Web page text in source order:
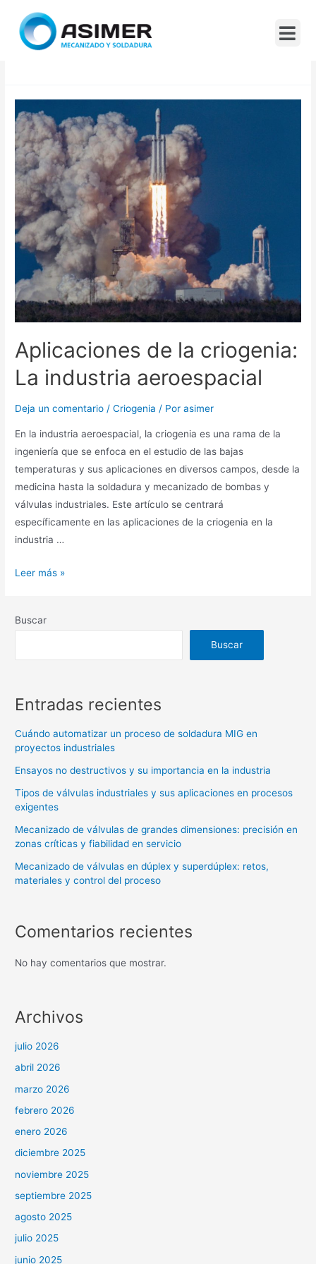
Mes:Abril 2023
Aplicaciones de la criogenia:
La industria aeroespacial
Deja un comentario /Criogenia / Porasimer
En la industria aeroespacial, la criogenia es una rama de la
ingeniería que se enfoca en el estudio de las bajas
temperaturas y sus aplicaciones en diversos campos, desde la
medicina hasta la soldadura y mecanizado de bombas y
válvulas industriales. Este artículo se centrará
específicamente en las aplicaciones de la criogenia en la
industria …
Leer más »
Buscar
Buscar
Entradas recientes
Cuándo automatizar un proceso de soldadura MIG en
proyectos industriales
Ensayos no destructivos y su importancia en la industria
Tipos de válvulas industriales y sus aplicaciones en procesos
exigentes
Mecanizado de válvulas de grandes dimensiones: precisión en
zonas críticas y fiabilidad en servicio
Mecanizado de válvulas en dúplex y superdúplex: retos,
materiales y control del proceso
Comentarios recientes
No hay comentarios que mostrar.
Archivos
julio 2026
abril 2026
marzo 2026
febrero 2026
enero 2026
diciembre 2025
noviembre 2025
septiembre 2025
agosto 2025
julio 2025
junio 2025